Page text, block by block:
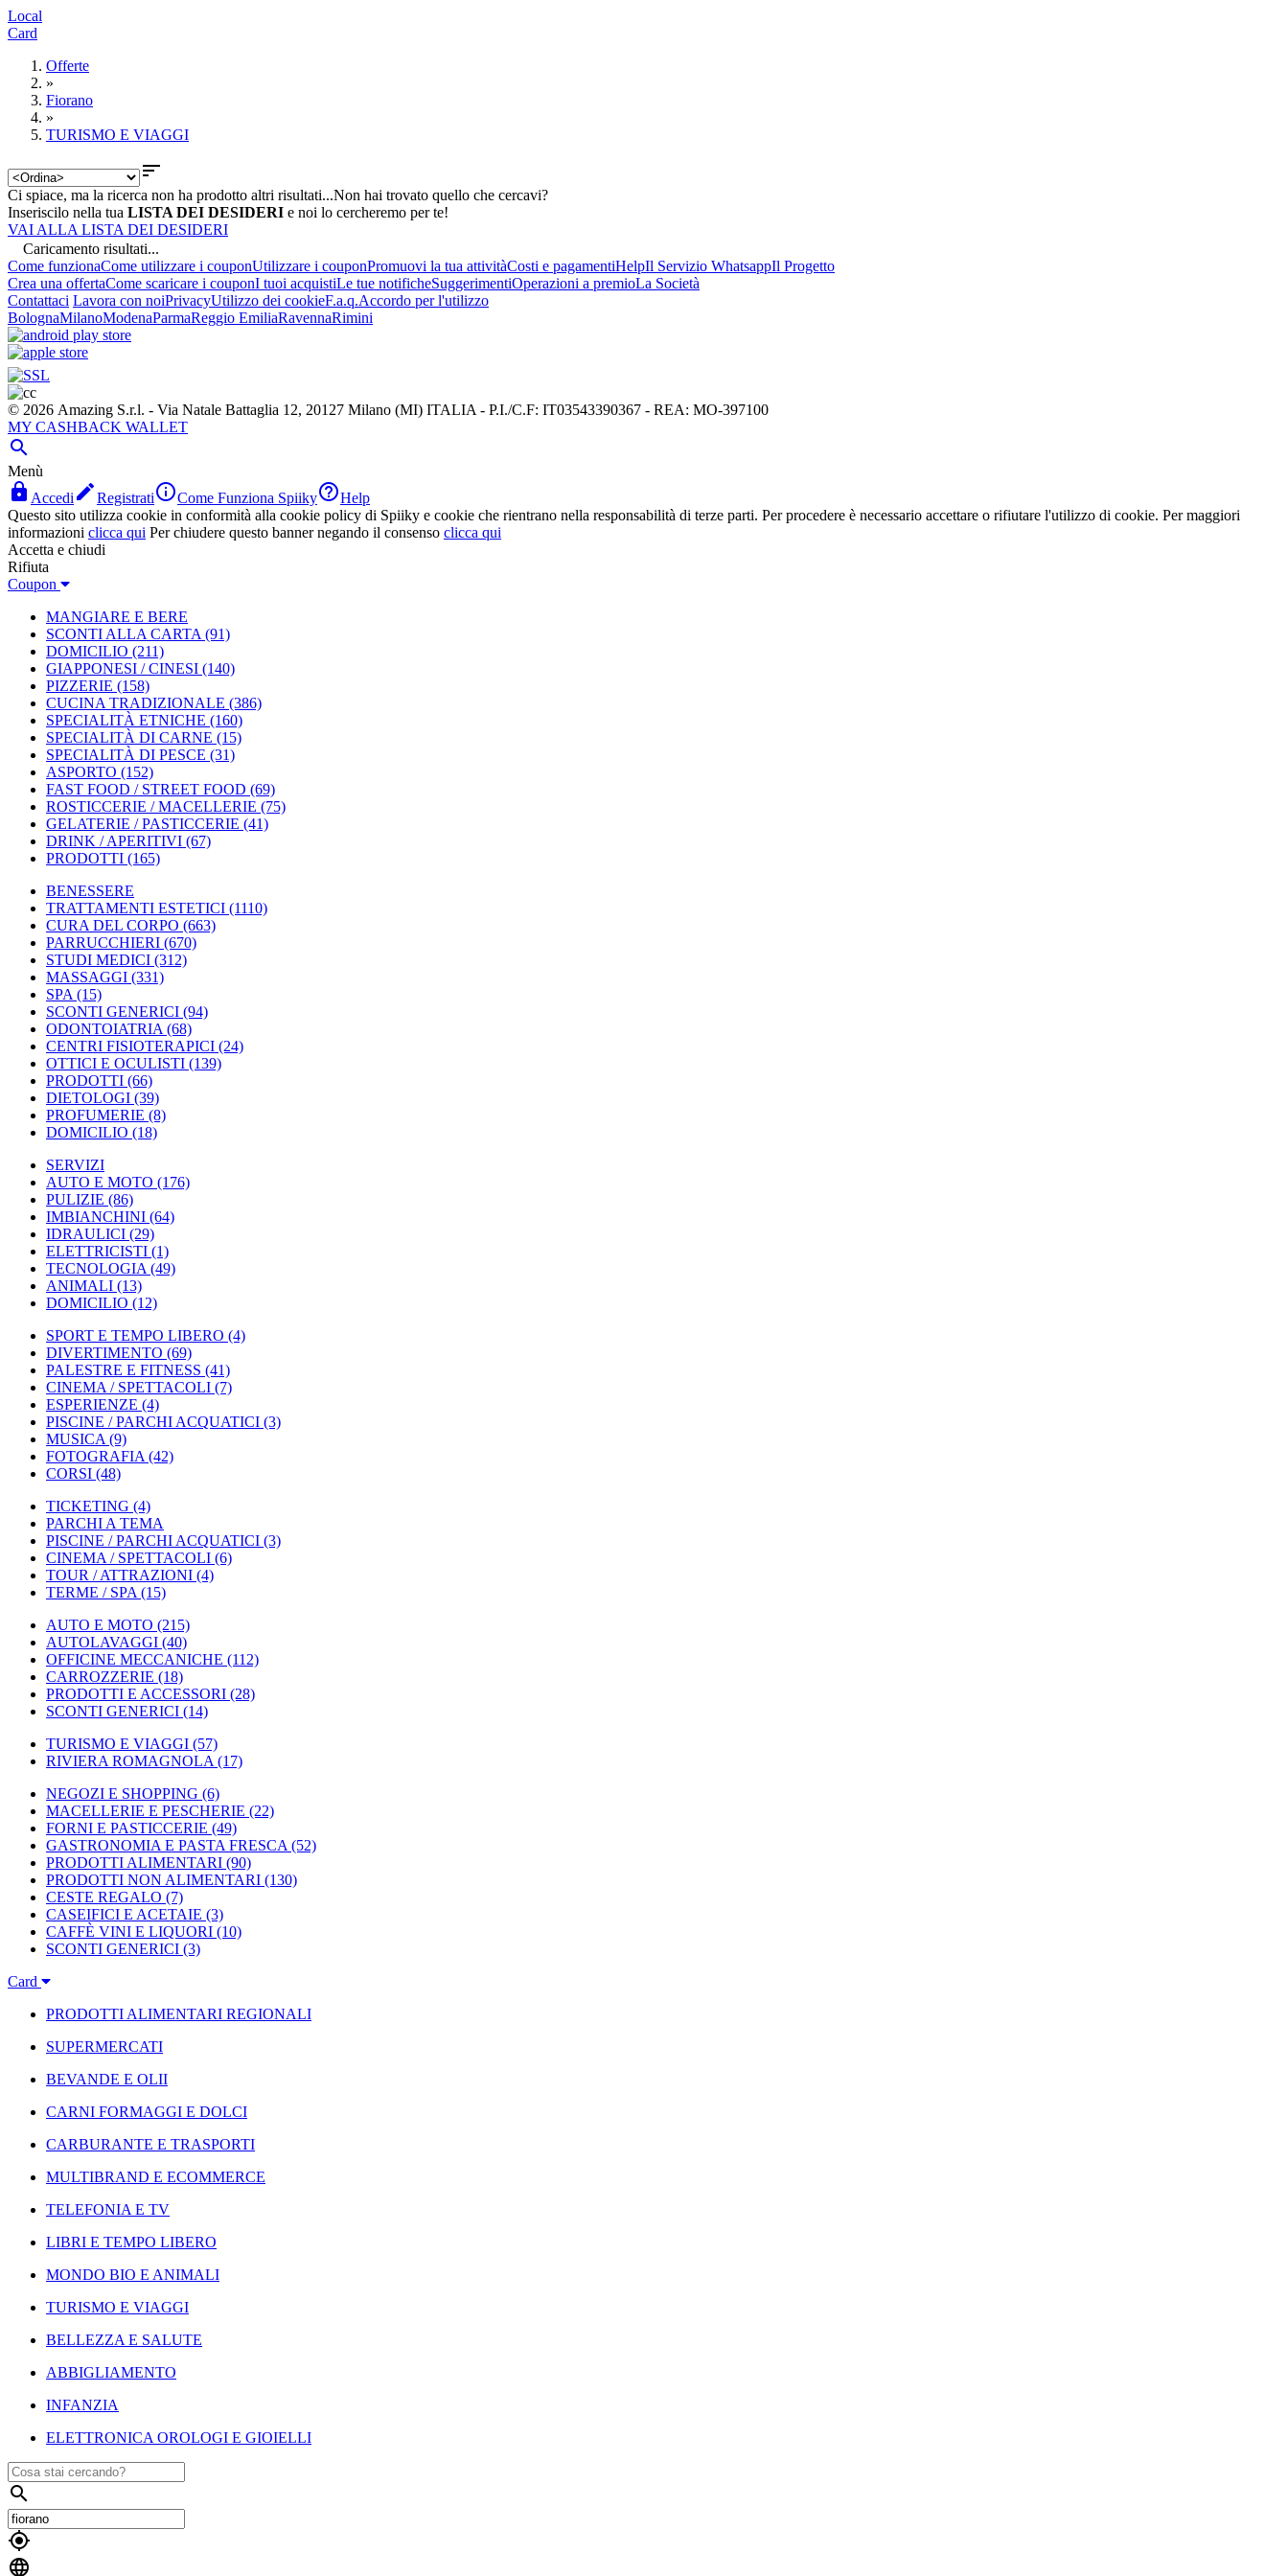
Local
Card
Offerte
»
Fiorano
»
TURISMO E VIAGGI

Ci spiace, ma la ricerca non ha prodotto altri risultati...Non hai trovato quello che cercavi?
Inseriscilo nella tua LISTA DEI DESIDERI e noi lo cercheremo per te!
VAI ALLA LISTA DEI DESIDERI
Caricamento risultati...
Come funzionaCome utilizzare i couponUtilizzare i couponPromuovi la tua attivitàCosti e pagamentiHelpIl Servizio WhatsappIl Progetto
Crea una offertaCome scaricare i couponI tuoi acquistiLe tue notificheSuggerimentiOperazioni a premioLa Società
Contattaci Lavora con noiPrivacyUtilizzo dei cookieF.a.q.Accordo per l'utilizzo
BolognaMilanoModenaParmaReggio EmiliaRavennaRimini
© 2026 Amazing S.r.l. - Via Natale Battaglia 12, 20127 Milano (MI) ITALIA - P.I./C.F: IT03543390367 - REA: MO-397100
MY CASHBACK WALLET

Menù
 Accedi RegistratiCome Funziona SpiikyHelp
Questo sito utilizza cookie in conformità alla cookie policy di Spiiky e cookie che rientrano nella responsabilità di terze parti. Per procedere è necessario accettare o rifiutare l'utilizzo di cookie. Per maggiori
informazioni clicca qui Per chiudere questo banner negando il consenso clicca qui
Accetta e chiudi
Rifiuta
Coupon
MANGIARE E BERE
SCONTI ALLA CARTA (91)
DOMICILIO (211)
GIAPPONESI / CINESI (140)
PIZZERIE (158)
CUCINA TRADIZIONALE (386)
SPECIALITÀ ETNICHE (160)
SPECIALITÀ DI CARNE (15)
SPECIALITÀ DI PESCE (31)
ASPORTO (152)
FAST FOOD / STREET FOOD (69)
ROSTICCERIE / MACELLERIE (75)
GELATERIE / PASTICCERIE (41)
DRINK / APERITIVI (67)
PRODOTTI (165)
BENESSERE
TRATTAMENTI ESTETICI (1110)
CURA DEL CORPO (663)
PARRUCCHIERI (670)
STUDI MEDICI (312)
MASSAGGI (331)
SPA (15)
SCONTI GENERICI (94)
ODONTOIATRIA (68)
CENTRI FISIOTERAPICI (24)
OTTICI E OCULISTI (139)
PRODOTTI (66)
DIETOLOGI (39)
PROFUMERIE (8)
DOMICILIO (18)
SERVIZI
AUTO E MOTO (176)
PULIZIE (86)
IMBIANCHINI (64)
IDRAULICI (29)
ELETTRICISTI (1)
TECNOLOGIA (49)
ANIMALI (13)
DOMICILIO (12)
SPORT E TEMPO LIBERO (4)
DIVERTIMENTO (69)
PALESTRE E FITNESS (41)
CINEMA / SPETTACOLI (7)
ESPERIENZE (4)
PISCINE / PARCHI ACQUATICI (3)
MUSICA (9)
FOTOGRAFIA (42)
CORSI (48)
TICKETING (4)
PARCHI A TEMA
PISCINE / PARCHI ACQUATICI (3)
CINEMA / SPETTACOLI (6)
TOUR / ATTRAZIONI (4)
TERME / SPA (15)
AUTO E MOTO (215)
AUTOLAVAGGI (40)
OFFICINE MECCANICHE (112)
CARROZZERIE (18)
PRODOTTI E ACCESSORI (28)
SCONTI GENERICI (14)
TURISMO E VIAGGI (57)
RIVIERA ROMAGNOLA (17)
NEGOZI E SHOPPING (6)
MACELLERIE E PESCHERIE (22)
FORNI E PASTICCERIE (49)
GASTRONOMIA E PASTA FRESCA (52)
PRODOTTI ALIMENTARI (90)
PRODOTTI NON ALIMENTARI (130)
CESTE REGALO (7)
CASEIFICI E ACETAIE (3)
CAFFÈ VINI E LIQUORI (10)
SCONTI GENERICI (3)
Card
PRODOTTI ALIMENTARI REGIONALI
SUPERMERCATI
BEVANDE E OLII
CARNI FORMAGGI E DOLCI
CARBURANTE E TRASPORTI
MULTIBRAND E ECOMMERCE
TELEFONIA E TV
LIBRI E TEMPO LIBERO
MONDO BIO E ANIMALI
TURISMO E VIAGGI
BELLEZZA E SALUTE
ABBIGLIAMENTO
INFANZIA
ELETTRONICA OROLOGI E GIOIELLI


